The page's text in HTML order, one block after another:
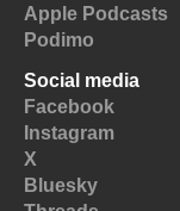
Apple Podcasts
Podimo
Social media
Facebook
Instagram
X
Bluesky